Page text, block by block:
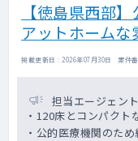
【徳島県西部
アットホームな
掲載更新日 : 2026年07月30日 案件
担当エージェン
・120床とコンパクト
・公的医療機関のた